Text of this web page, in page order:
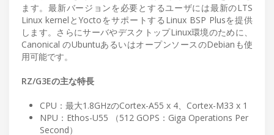
ます。最新バージョンを必要とするユーザには最新のLTS
Linux kernelとYoctoをサポートするLinux BSP Plusを提供
します。さらにサーバやデスクトップLinux環境のために、
Canonical のUbuntuあるいはオープンソースのDebianも使
用可能です。
RZ/G3Eの主な特長
CPU：最大1.8GHzのCortex-A55 x 4、Cortex-M33 x 1
NPU：Ethos-U55 （512 GOPS：Giga Operations Per
Second）